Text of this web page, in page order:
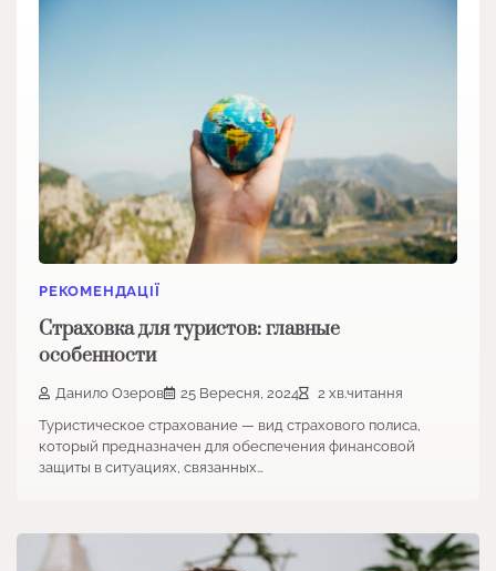
РЕКОМЕНДАЦІЇ
Страховка для туристов: главные
особенности
Данило Озеров 25 Вересня, 2024
2 хв.читання
Туристическое страхование — вид страхового полиса,
который предназначен для обеспечения финансовой
защиты в ситуациях, связанных…